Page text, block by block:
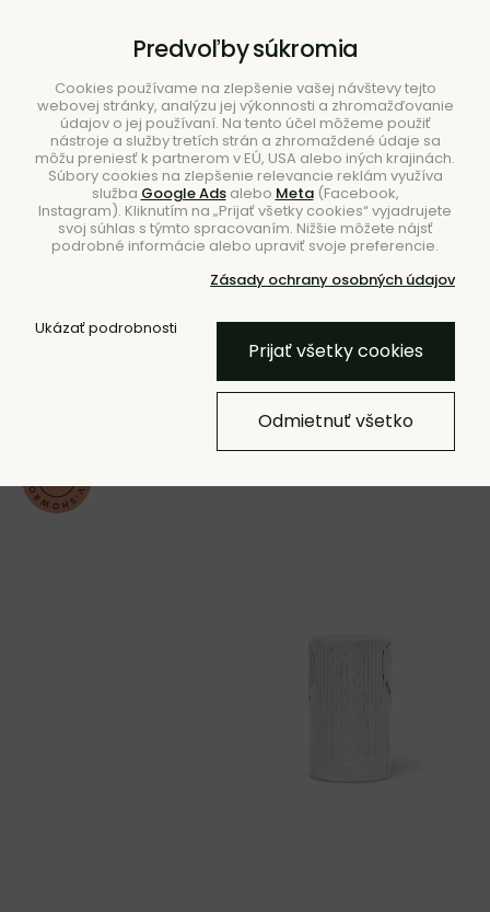
Hľadať
Úvod Stolovanie Karafy
Veko na karafu Ripple Lid –
Predvoľby súkromia
Cookies používame na zlepšenie vašej návštevy tejto
webovej stránky, analýzu jej výkonnosti a zhromažďovanie
údajov o jej používaní. Na tento účel môžeme použiť
nástroje a služby tretích strán a zhromaždené údaje sa
môžu preniesť k partnerom v EÚ, USA alebo iných krajinách.
Súbory cookies na zlepšenie relevancie reklám využíva
služba Google Adsalebo Meta(Facebook,
Instagram). Kliknutím na „Prijať všetky cookies“ vyjadrujete
svoj súhlas s týmto spracovaním. Nižšie môžete nájsť
podrobné informácie alebo upraviť svoje preferencie.
Zásady ochrany osobných údajov
Ukázať podrobnosti
Prijať všetky cookies
Odmietnuť všetko